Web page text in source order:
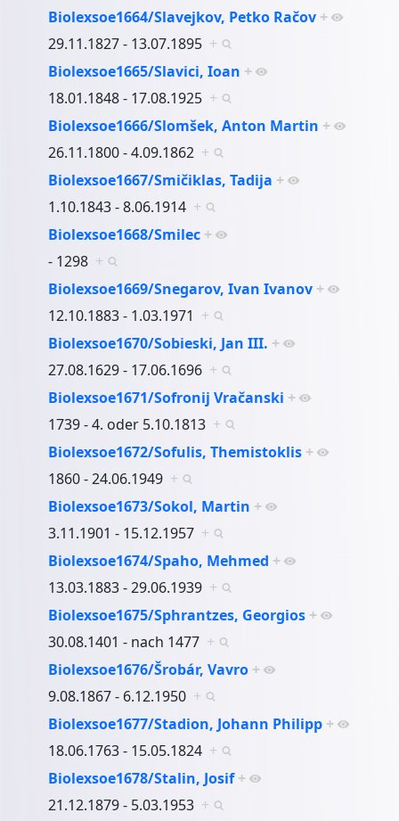
Biolexsoe1664/Slavejkov, Petko Račov +
29.11.1827 - 13.07.1895 +
Biolexsoe1665/Slavici, Ioan +
18.01.1848 - 17.08.1925 +
Biolexsoe1666/Slomšek, Anton Martin +
26.11.1800 - 4.09.1862 +
Biolexsoe1667/Smičiklas, Tadija +
1.10.1843 - 8.06.1914 +
Biolexsoe1668/Smilec +
- 1298 +
Biolexsoe1669/Snegarov, Ivan Ivanov +
12.10.1883 - 1.03.1971 +
Biolexsoe1670/Sobieski, Jan III. +
27.08.1629 - 17.06.1696 +
Biolexsoe1671/Sofronij Vračanski +
1739 - 4. oder 5.10.1813 +
Biolexsoe1672/Sofulis, Themistoklis +
1860 - 24.06.1949 +
Biolexsoe1673/Sokol, Martin +
3.11.1901 - 15.12.1957 +
Biolexsoe1674/Spaho, Mehmed +
13.03.1883 - 29.06.1939 +
Biolexsoe1675/Sphrantzes, Georgios +
30.08.1401 - nach 1477 +
Biolexsoe1676/Šrobár, Vavro +
9.08.1867 - 6.12.1950 +
Biolexsoe1677/Stadion, Johann Philipp +
18.06.1763 - 15.05.1824 +
Biolexsoe1678/Stalin, Josif +
21.12.1879 - 5.03.1953 +